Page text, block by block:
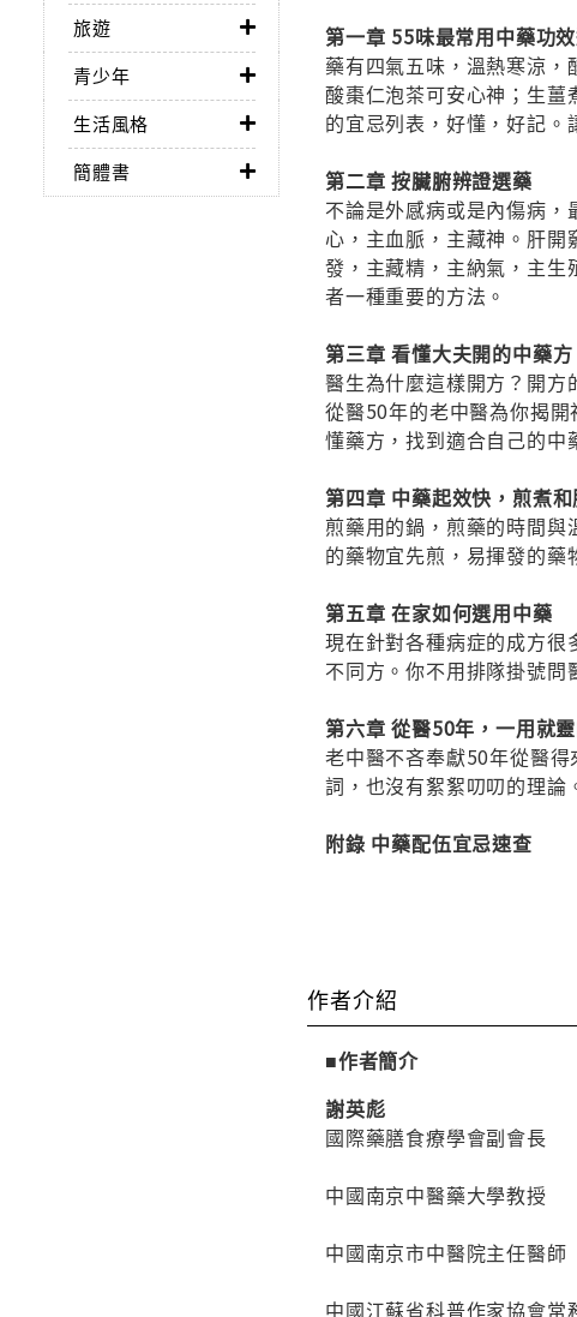
旅遊
青少年
生活風格
簡體書
第一章 55味最常用中藥功
藥有四氣五味，溫熱寒涼，
酸棗仁泡茶可安心神；生
的宜忌列表，好懂，好記。
第二章 按臟腑辨證選藥
不論是外感病或是內傷病，
心，主血脈，主藏神。肝
發，主藏精，主納氣，主
者一種重要的方法。
第三章 看懂大夫開的中藥方
醫生為什麼這樣開方？開
從醫50年的老中醫為你揭
懂藥方，找到適合自己的中
第四章 中藥起效快，煎煮
煎藥用的鍋，煎藥的時間
的藥物宜先煎，易揮發的
第五章 在家如何選用中藥
現在針對各種病症的成方很
不同方。你不用排隊掛號問
第六章 從醫50年，一用就
老中醫不吝奉獻50年從醫
詞，也沒有絮絮叨叨的理論
附錄 中藥配伍宜忌速查
作者介紹
■作者簡介
謝英彪
國際藥膳食療學會副會長
中國南京中醫藥大學教授
中國南京市中醫院主任醫師
中國江蘇省科普作家協會常